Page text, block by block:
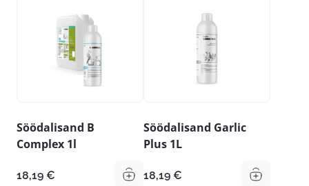
Söödalisand B
Complex 1l
18,19 €
Söödalisand Garlic
Plus 1L
18,19 €